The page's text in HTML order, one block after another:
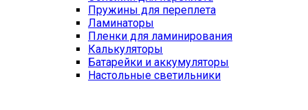
Пружины для переплета
Ламинаторы
Пленки для ламинирования
Калькуляторы
Батарейки и аккумуляторы
Настольные светильники